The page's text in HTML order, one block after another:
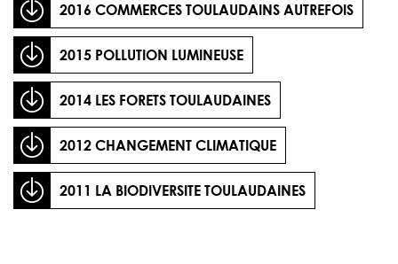
2016 COMMERCES TOULAUDAINS AUTREFOIS
2015 POLLUTION LUMINEUSE
2014 LES FORETS TOULAUDAINES
2012 CHANGEMENT CLIMATIQUE
2011 LA BIODIVERSITE TOULAUDAINES